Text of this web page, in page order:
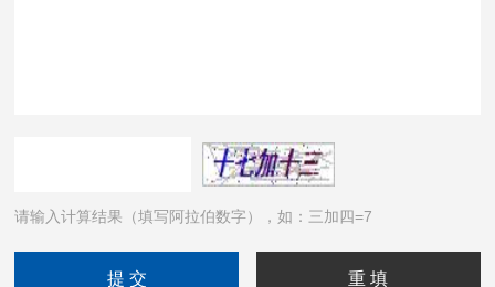
请输入计算结果（填写阿拉伯数字），如：三加四=7